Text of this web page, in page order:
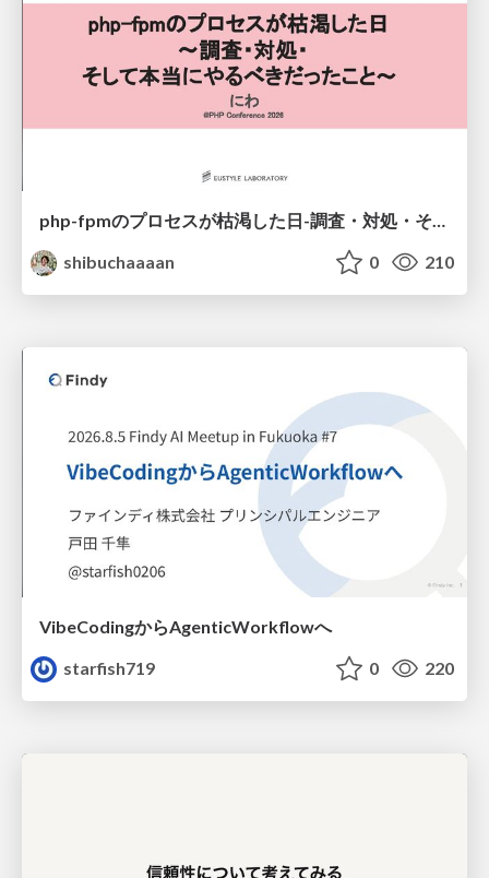
php-fpmのプロセスが枯渇した日-調査・対処・そして本当にやるべきだったこと-
shibuchaaaan
0 210
VibeCodingからAgenticWorkflowへ
starfish719
0 220